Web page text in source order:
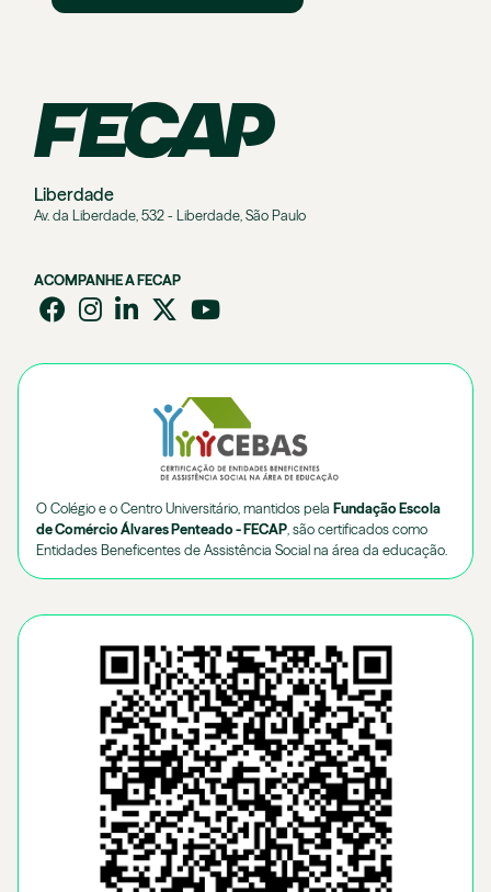
Liberdade
Av. da Liberdade, 532 - Liberdade, São Paulo
ACOMPANHE A FECAP
O Colégio e o Centro Universitário, mantidos pela Fundação Escola
de Comércio Álvares Penteado - FECAP , são certificados como
Entidades Beneficentes de Assistência Social na área da educação.